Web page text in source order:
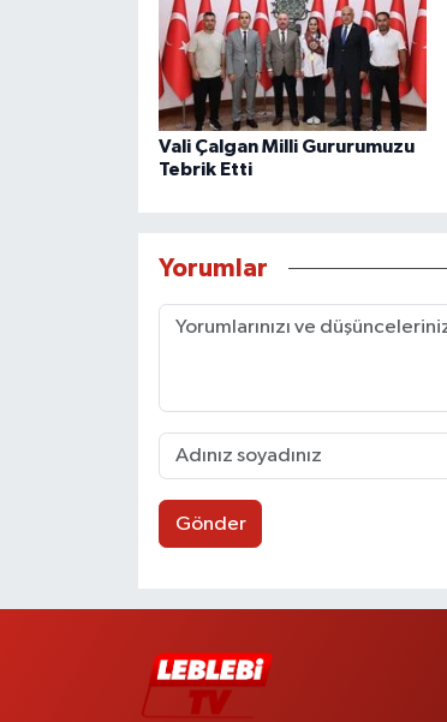
Vali Çalgan Milli Gururumuzu
Tebrik Etti
Yorumlar
Gönder